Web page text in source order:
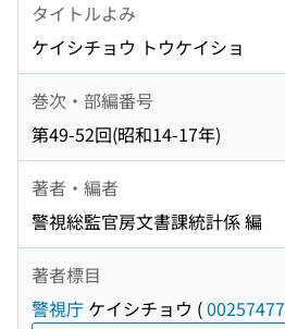
タイトルよみ
ケイシチョウ トウケイショ
巻次・部編番号
第49-52回(昭和14-17年)
著者・編者
警視総監官房文書課統計係 編
著者標目
警視庁 ケイシチョウ (00257477